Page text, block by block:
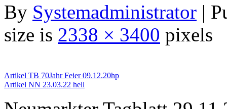
By Systemadministrator |
size is 2338 × 3400 pixels
Artikel TB 70Jahr Feier 09.12.20hp
Artikel NN 23.03.22 hell